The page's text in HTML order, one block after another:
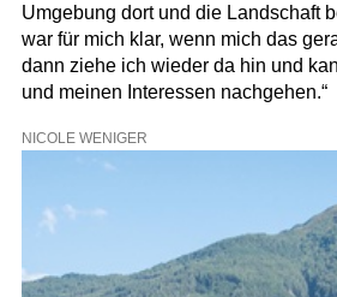
Umgebung dort und die Landschaft
war für mich klar, wenn mich das
dann ziehe ich wieder da hin und
und meinen Interessen nachgehen.“
NICOLE WENIGER